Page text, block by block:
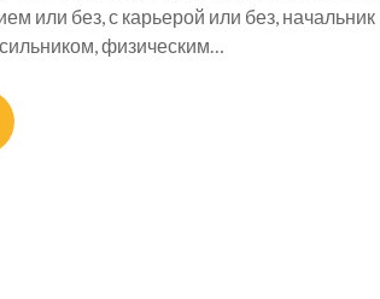
или без, с карьерой или без, начальник
физическим…